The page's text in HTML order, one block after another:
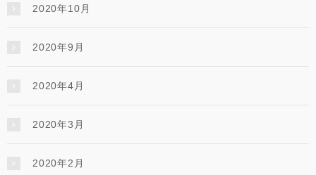
2020年10月
2020年9月
2020年4月
2020年3月
2020年2月